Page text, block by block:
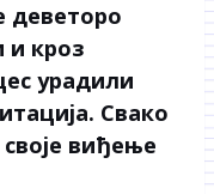
деветоро
и кроз
урадили
Свако
виђење